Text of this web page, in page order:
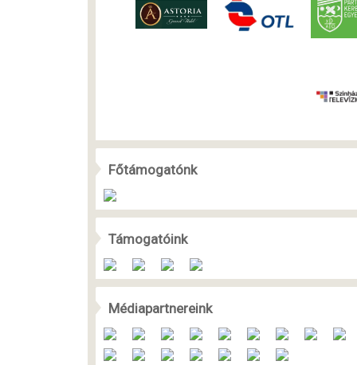
Főtámogatónk
Támogatóink
Médiapartnereink